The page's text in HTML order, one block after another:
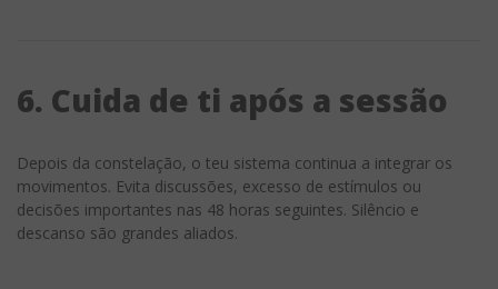
6. Cuida de ti após a sessão
Depois da constelação, o teu sistema continua a integrar os
movimentos. Evita discussões, excesso de estímulos ou
decisões importantes nas 48 horas seguintes. Silêncio e
descanso são grandes aliados.